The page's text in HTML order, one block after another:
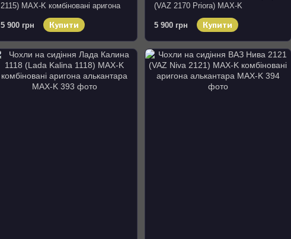
2115) MAX-K комбіновані аригона
5 900 грн
Купити
(VAZ 2170 Priora) MAX-K
комбіновані аригона алькантара
5 900 грн
Купити